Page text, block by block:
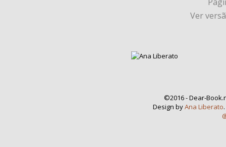
Ver
©2016 - Dear-
Design byAna Liberato